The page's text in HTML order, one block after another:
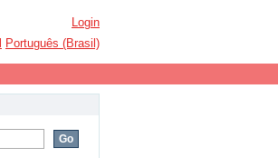
Login
Português (Brasil)